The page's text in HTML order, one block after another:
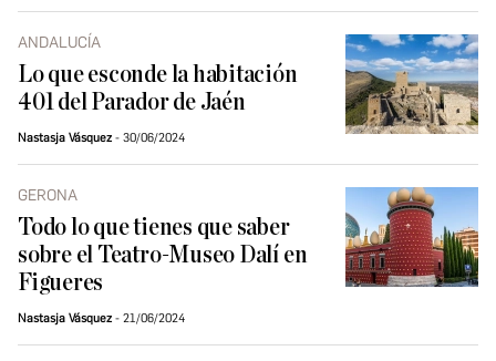
ANDALUCÍA
Lo que esconde la habitación
401 del Parador de Jaén
Nastasja Vásquez 30/06/2024
GERONA
Todo lo que tienes que saber
sobre el Teatro-Museo Dalí en
Figueres
Nastasja Vásquez 21/06/2024